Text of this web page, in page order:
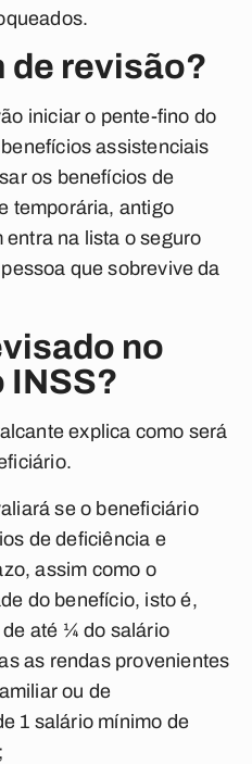
de revisão?
iniciar o pente-fino do
assistenciais
os benefícios de
temporária, antigo
na lista o seguro
que sobrevive da
no
INSS?
explica como será
se o beneficiário
de deficiência e
assim como o
do benefício, isto é,
até ¼ do salário
as rendas provenientes
ou de
1 salário mínimo de